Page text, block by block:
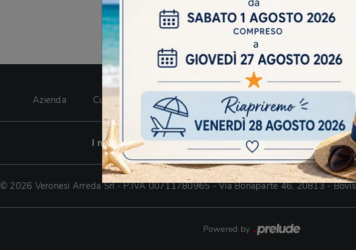
Azienda Cucine Arredamento Casa Accessori Casa
I nostri Top Brand: Cucine Scavolini Cucine Arrex
© 2026 Veronesi Arreda Srl - P.IVA 00711780965 - Via Bonaparte 46, 20813 -
Powered by